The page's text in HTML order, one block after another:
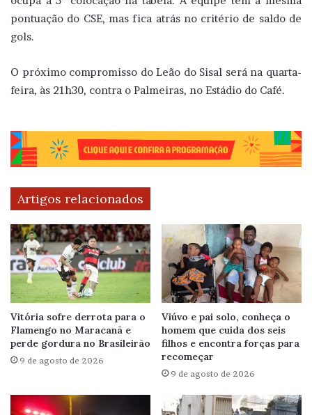
pontuação do CSE, mas fica atrás no critério de saldo de
gols.
O próximo compromisso do Leão do Sisal será na quarta-
feira, às 21h30, contra o Palmeiras, no Estádio do Café.
Artigos relacionados
Vitória sofre derrota para o
Flamengo no Maracanã e
perde gordura no Brasileirão
9 de agosto de 2026
Viúvo e pai solo, conheça o
homem que cuida dos seis
filhos e encontra forças para
recomeçar
9 de agosto de 2026